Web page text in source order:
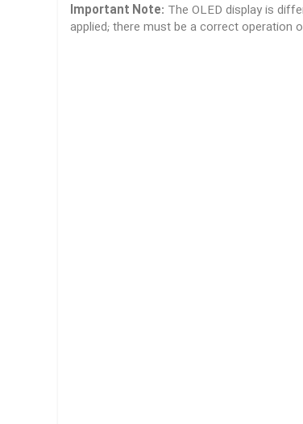
Important Note: The OLED display is
applied; there must be a correct operation